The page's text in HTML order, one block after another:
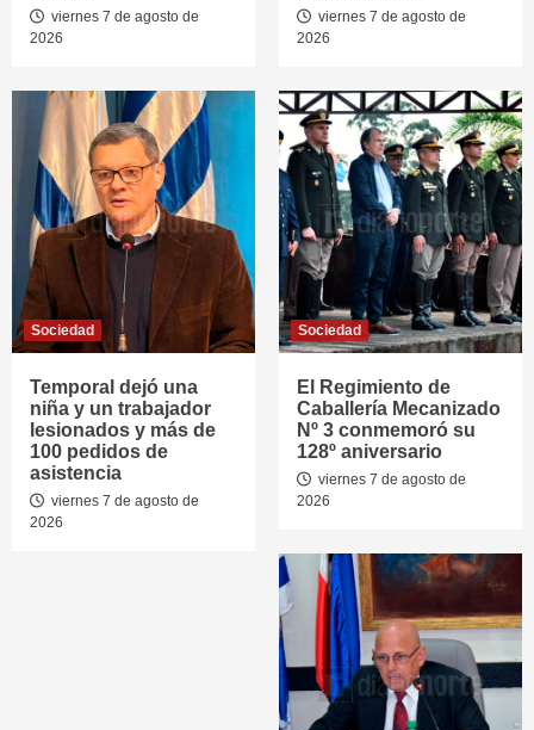
viernes 7 de agosto de
2026
viernes 7 de agosto de
2026
Sociedad
Temporal dejó una
niña y un trabajador
lesionados y más de
100 pedidos de
asistencia
viernes 7 de agosto de
2026
Sociedad
El Regimiento de
Caballería Mecanizado
Nº 3 conmemoró su
128º aniversario
viernes 7 de agosto de
2026